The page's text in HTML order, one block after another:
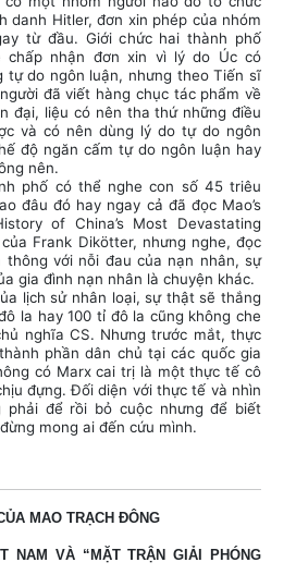
danh Hitler, đơn xin phép của nhóm
từ đầu. Giới chức hai thành phố
chấp nhận đơn xin vì lý do Úc có
tự do ngôn luận, nhưng theo Tiến sĩ
đã viết hàng chục tác phẩm về
đại, liệu có nên tha thứ những điều
và có nên dùng lý do tự do ngôn
độ ngăn cấm tự do ngôn luận hay
nên.
phố có thể nghe con số 45 triêu
đâu đó hay ngay cả đã đọc Mao’s
of China’s Most Devastating
Frank Dikötter, nhưng nghe, đọc
thông với nỗi đau của nạn nhân, sự
gia đình nạn nhân là chuyện khác.
lịch sử nhân loại, sự thật sẽ thắng
la hay 100 tỉ đô la cũng không che
nghĩa CS. Nhưng trước mắt, thực
phần dân chủ tại các quốc gia
có Marx cai trị là một thực tế cô
đựng. Đối diện với thực tế và nhìn
phải để rồi bỏ cuộc nhưng để biết
mong ai đến cứu mình.
MAO TRẠCH ĐÔNG
NAM VÀ “MẶT TRẬN GIẢI PHÓNG